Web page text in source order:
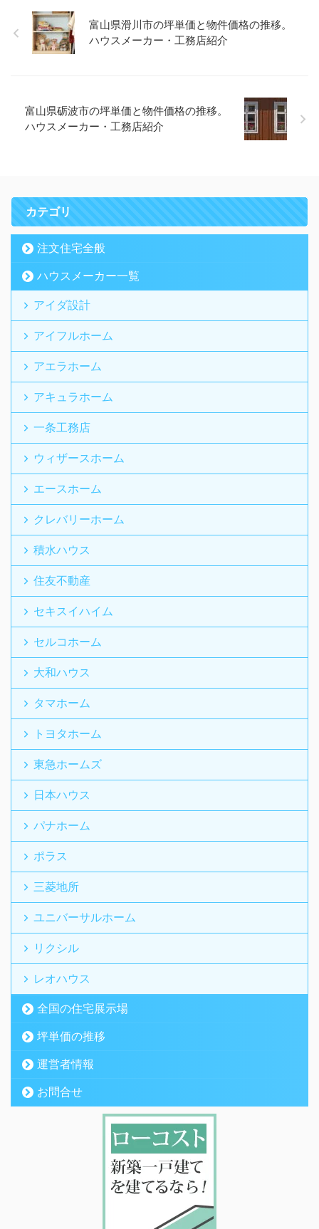
富山県滑川市の坪単価と物件価格の推移。
ハウスメーカー・工務店紹介
富山県砺波市の坪単価と物件価格の推移。
ハウスメーカー・工務店紹介
カテゴリ
注文住宅全般
ハウスメーカー一覧
アイダ設計
アイフルホーム
アエラホーム
アキュラホーム
一条工務店
ウィザースホーム
エースホーム
クレバリーホーム
積水ハウス
住友不動産
セキスイハイム
セルコホーム
大和ハウス
タマホーム
トヨタホーム
東急ホームズ
日本ハウス
パナホーム
ポラス
三菱地所
ユニバーサルホーム
リクシル
レオハウス
全国の住宅展示場
坪単価の推移
運営者情報
お問合せ